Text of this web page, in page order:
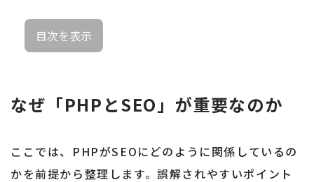
目次を表示
なぜ「PHPとSEO」が重要なのか
ここでは、PHPがSEOにどのように関係しているの
かを前提から整理します。誤解されやすいポイント